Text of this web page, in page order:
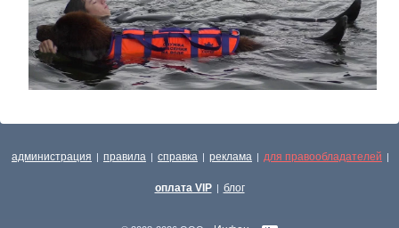
администрация | правила | справка | реклама | для правообладателей |
оплата VIP | блог